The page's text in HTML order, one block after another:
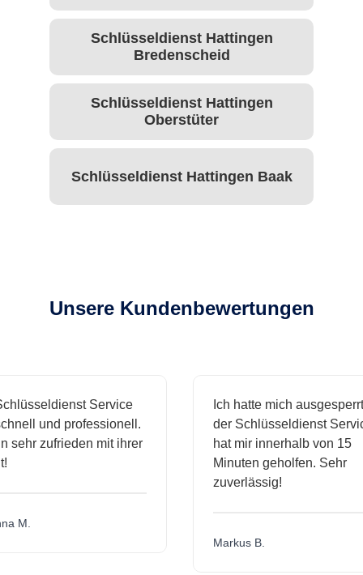
Schlüsseldienst Hattingen
Bredenscheid
Schlüsseldienst Hattingen
Oberstüter
Schlüsseldienst Hattingen Baak
Unsere Kundenbewertungen
Service
und professionell.
zufrieden mit ihrer
M.
Ich hatte mich ausgesperrt
der Schlüsseldienst Service
hat mir innerhalb von 15
Minuten geholfen. Sehr
zuverlässig!
Markus B.